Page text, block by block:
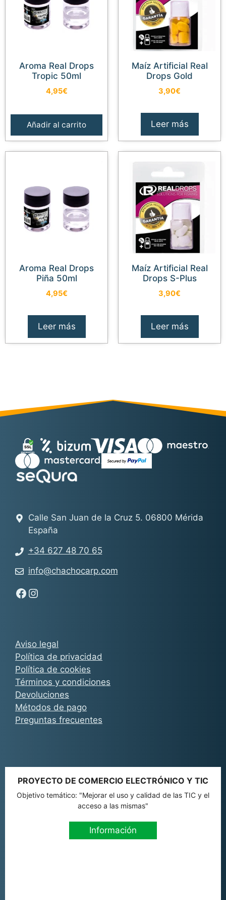
Aroma Real Drops
Tropic 50ml
4,95€
Añadir al carrito
Maíz Artificial Real
Drops Gold
3,90€
Leer más
Aroma Real Drops
Piña 50ml
4,95€
Leer más
Maíz Artificial Real
Drops S-Plus
3,90€
Leer más
Aviso legal
Política de privacidad
Política de cookies
Términos y condiciones
Devoluciones
Métodos de pago
Preguntas frecuentes
Calle San Juan de la Cruz 5. 06800 Mérida
España
+34 627 48 70 65
info@chachocarp.com
Síguenos en Facebook - Chachocarp
Síguenos en Instagram - Chachocarp
PROYECTO DE COMERCIO ELECTRÓNICO Y TIC
Objetivo temático: "Mejorar el uso y calidad de las TIC y el
acceso a las mismas"
Información